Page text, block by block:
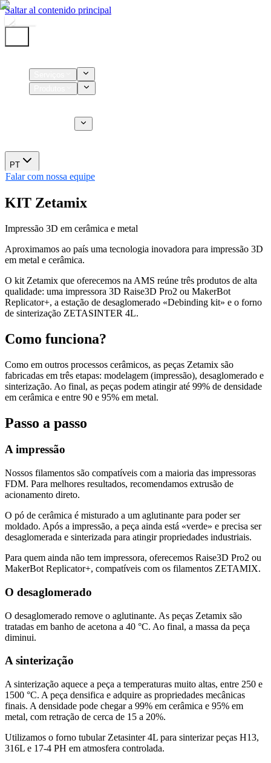
Saltar al contenido principal
PT
Falar com nossa equipe
KIT Zetamix
Impressão 3D em cerâmica e metal
Aproximamos ao país uma tecnologia inovadora para impressão 3D
em metal e cerâmica.
O kit Zetamix que oferecemos na AMS reúne três produtos de alta
qualidade: uma impressora 3D Raise3D Pro2 ou MakerBot
Replicator+, a estação de desaglomerado «Debinding kit» e o forno
de sinterização ZETASINTER 4L.
Como funciona?
Como em outros processos cerâmicos, as peças Zetamix são
fabricadas em três etapas: modelagem (impressão), desaglomerado e
sinterização. Ao final, as peças podem atingir até 99% de densidade
em cerâmica e entre 90 e 95% em metal.
Passo a passo
A impressão
Nossos filamentos são compatíveis com a maioria das impressoras
FDM. Para melhores resultados, recomendamos extrusão de
acionamento direto.
O pó de cerâmica é misturado a um aglutinante para poder ser
moldado. Após a impressão, a peça ainda está «verde» e precisa ser
desaglomerada e sinterizada para atingir propriedades industriais.
Para quem ainda não tem impressora, oferecemos Raise3D Pro2 ou
MakerBot Replicator+, compatíveis com os filamentos ZETAMIX.
O desaglomerado
O desaglomerado remove o aglutinante. As peças Zetamix são
tratadas em banho de acetona a 40 °C. Ao final, a massa da peça
diminui.
A sinterização
A sinterização aquece a peça a temperaturas muito altas, entre 250 e
1500 °C. A peça densifica e adquire as propriedades mecânicas
finais. A densidade pode chegar a 99% em cerâmica e 95% em
metal, com retração de cerca de 15 a 20%.
Utilizamos o forno tubular Zetasinter 4L para sinterizar peças H13,
316L e 17-4 PH em atmosfera controlada.